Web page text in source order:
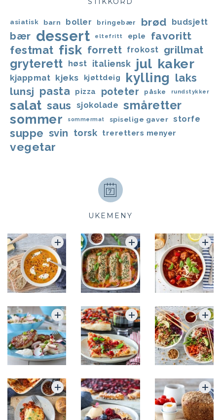
asiatisk barn boller bringebær brød budsjett
bær dessert eltefritt eple favoritt
festmat fisk forrett frokost grillmat
gryterett høst italiensk jul kaker
kjappmat kjeks kjøttdeig kylling laks
lunsj pasta pizza poteter påske rundstykker
salat saus sjokolade småretter
sommer sommermat spiselige gaver storfe
suppe svin torsk treretters menyer
vegetar
UKEMENY